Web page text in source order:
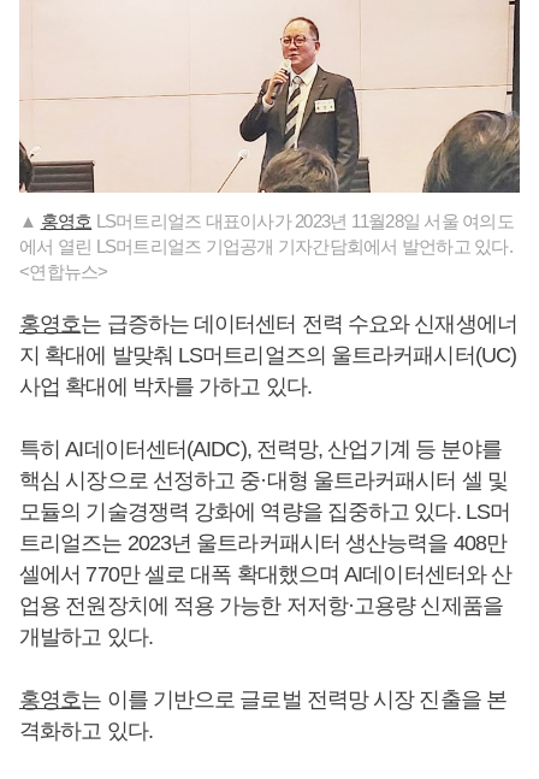
▲ 홍영호 LS머트리얼즈 대표이사가 2023년 11월28일 서울 여의도
에서 열린 LS머트리얼즈 기업공개 기자간담회에서 발언하고 있다.
<연합뉴스>
홍영호는 급증하는 데이터센터 전력 수요와 신재생에너
지 확대에 발맞춰 LS머트리얼즈의 울트라커패시터(UC)
사업 확대에 박차를 가하고 있다.
특히 AI데이터센터(AIDC), 전력망, 산업기계 등 분야를
핵심 시장으로 선정하고 중·대형 울트라커패시터 셀 및
모듈의 기술경쟁력 강화에 역량을 집중하고 있다. LS머
트리얼즈는 2023년 울트라커패시터 생산능력을 408만
셀에서 770만 셀로 대폭 확대했으며 AI데이터센터와 산
업용 전원장치에 적용 가능한 저저항·고용량 신제품을
개발하고 있다.
홍영호는 이를 기반으로 글로벌 전력망 시장 진출을 본
격화하고 있다.